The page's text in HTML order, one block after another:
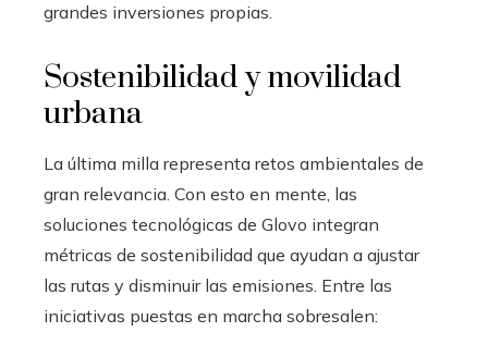
grandes inversiones propias.
Sostenibilidad y movilidad
urbana
La última milla representa retos ambientales de
gran relevancia. Con esto en mente, las
soluciones tecnológicas de Glovo integran
métricas de sostenibilidad que ayudan a ajustar
las rutas y disminuir las emisiones. Entre las
iniciativas puestas en marcha sobresalen: